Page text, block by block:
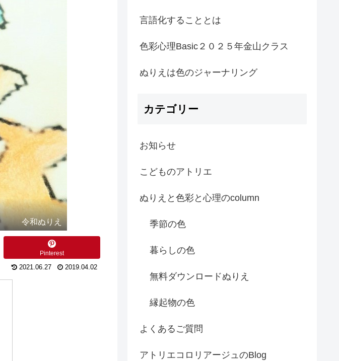
令和ぬりえ
Pinterest
2021.06.27 2019.04.02
言語化することとは
色彩心理Basic２０２５年金山クラス
ぬりえは色のジャーナリング
カテゴリー
お知らせ
こどものアトリエ
ぬりえと色彩と心理のcolumn
季節の色
暮らしの色
無料ダウンロードぬりえ
縁起物の色
よくあるご質問
アトリエコロリアージュのBlog